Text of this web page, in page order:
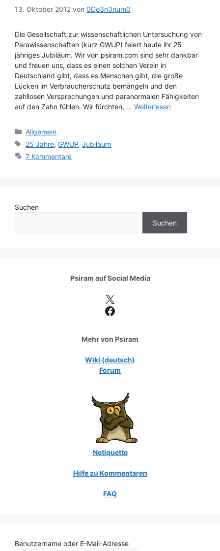
13. Oktober 2012 von 0Do3n3rium0
Die Gesellschaft zur wissenschaftlichen Untersuchung von
Parawissenschaften (kurz GWUP) feiert heute ihr 25
jähriges Jubiläum. Wir von psiram.com sind sehr dankbar
und freuen uns, dass es einen solchen Verein in
Deutschland gibt, dass es Menschen gibt, die große
Lücken im Verbraucherschutz bemängeln und den
zahllosen Versprechungen und paranormalen Fähigkeiten
auf den Zahn fühlen. Wir fürchten, … Weiterlesen
Kategorien
Allgemein
Schlagwörter
25 Jahre,GWUP,Jubiläum
7 Kommentare
Suchen
Suchen
Psiram aufSocial Media
X
Facebook
Mehr von Psiram
Wiki (deutsch)
Forum
Netiquette
Hilfe zu Kommentaren
FAQ
Benutzername oder E-Mail-Adresse